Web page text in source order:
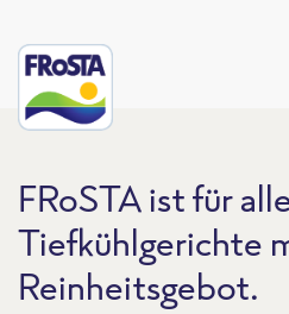
FRoSTA ist für
Tiefkühlgerichte
Reinheitsgebot.